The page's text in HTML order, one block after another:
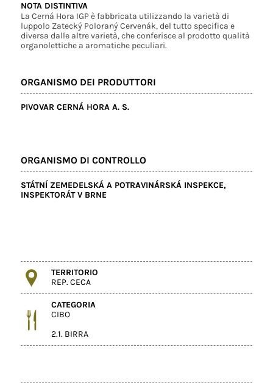
NOTA DISTINTIVA
La Cerná Hora IGP è fabbricata utilizzando la varietà di
luppolo Zatecký Poloraný Cervenák, del tutto specifica e
diversa dalle altre varietà, che conferisce al prodotto qualità
organolettiche a aromatiche peculiari.
ORGANISMO DEI PRODUTTORI
PIVOVAR CERNÁ HORA A. S.
ORGANISMO DI CONTROLLO
STÁTNÍ ZEMEDELSKÁ A POTRAVINÁRSKÁ INSPEKCE,
INSPEKTORÁT V BRNE
TERRITORIO
REP. CECA
CATEGORIA
CIBO
2.1. BIRRA